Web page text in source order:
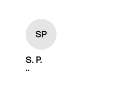
SP
S. P.
""